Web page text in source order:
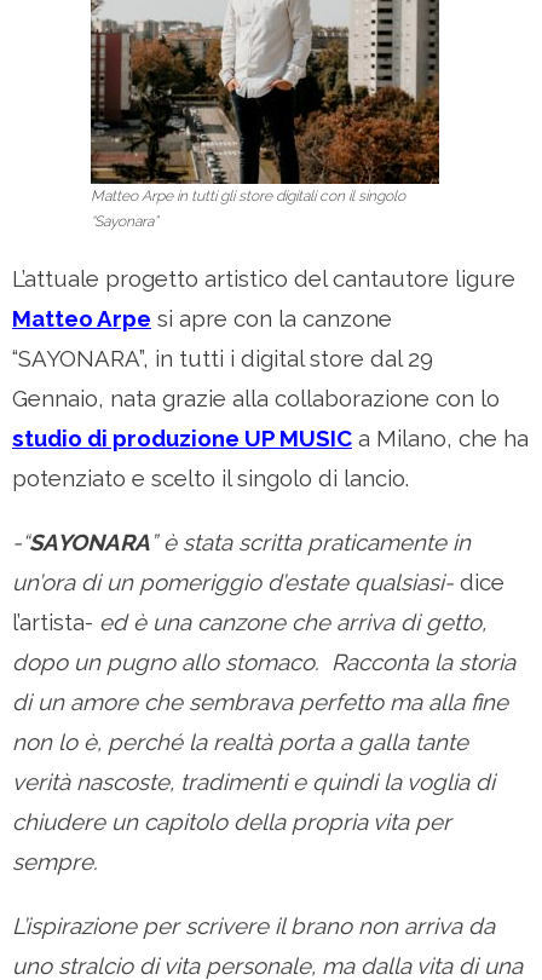
Matteo Arpe in tutti gli store digitali con il singolo
“Sayonara”
L’attuale progetto artistico del cantautore ligure
Matteo Arpe si apre con la canzone
“SAYONARA”, in tutti i digital store dal 29
Gennaio, nata grazie alla collaborazione con lo
studio di produzione UP MUSIC a Milano, che ha
potenziato e scelto il singolo di lancio.
-“SAYONARA” è stata scritta praticamente in
un’ora di un pomeriggio d’estate qualsiasi- dice
l’artista- ed è una canzone che arriva di getto,
dopo un pugno allo stomaco. Racconta la storia
di un amore che sembrava perfetto ma alla fine
non lo è, perché la realtà porta a galla tante
verità nascoste, tradimenti e quindi la voglia di
chiudere un capitolo della propria vita per
sempre.
L’ispirazione per scrivere il brano non arriva da
uno stralcio di vita personale, ma dalla vita di una